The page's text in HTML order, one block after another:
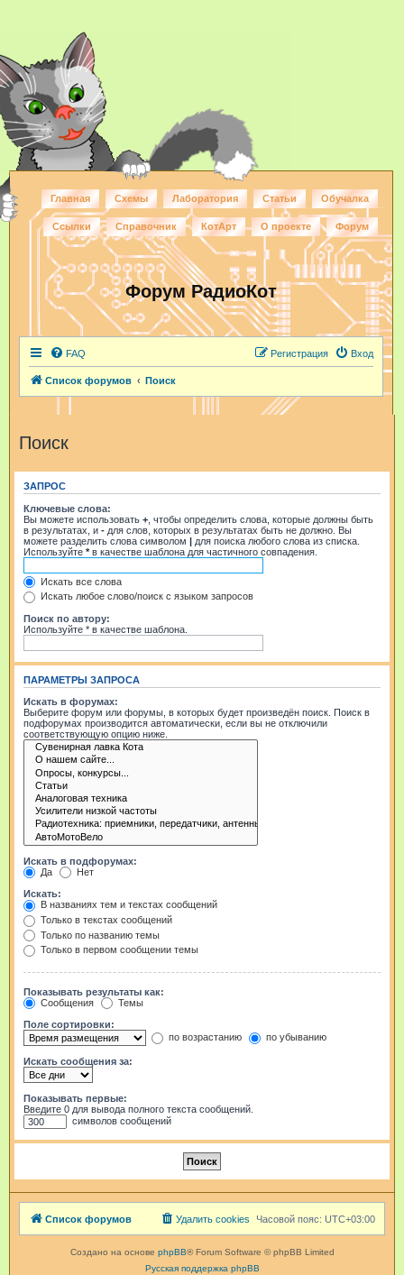
Главная Схемы Лаборатория Статьи Обучалка
Ссылки Справочник КотАрт О проекте Форум
Форум РадиоКот
FAQ Вход
Регистрация
Список форумов Поиск
Поиск
ЗАПРОС
Ключевые слова:
Вы можете использовать + , чтобы определить слова, которые должны быть
в результатах, и - для слов, которых в результатах быть не должно. Вы
можете разделить слова символом | для поиска любого слова из списка.
Используйте *в качестве шаблона для частичного совпадения.
Искать все слова
Искать любое слово/поиск с языком запросов
Поиск по автору:
Используйте * в качестве шаблона.
ПАРАМЕТРЫ ЗАПРОСА
Искать в форумах:
Выберите форум или форумы, в которых будет произведён поиск. Поиск в
подфорумах производится автоматически, если вы не отключили
соответствующую опцию ниже.
Искать в подфорумах:
Да
Нет
Искать:
В названиях тем и текстах сообщений
Только в текстах сообщений
Только по названию темы
Только в первом сообщении темы
Показывать результаты как:
Сообщения
Темы
Поле сортировки:
по возрастанию
по убыванию
Искать сообщения за:
Показывать первые:
Введите 0 для вывода полного текста сообщений.
символов сообщений
Список форумов Часовой пояс: UTC+03:00
Удалить cookies
Создано на основе phpBB® Forum Software © phpBB Limited
Русская поддержка phpBB